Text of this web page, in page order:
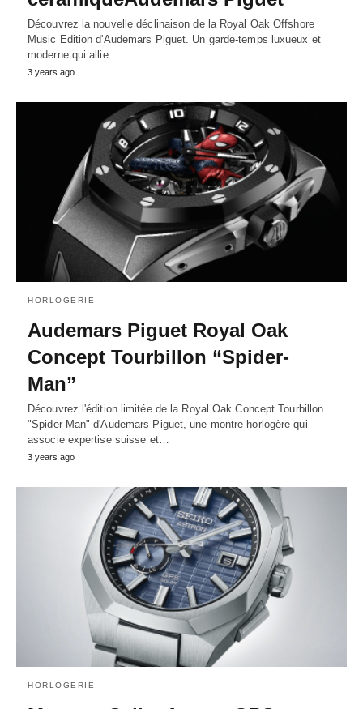
Découvrez la nouvelle déclinaison de la Royal Oak Offshore
Music Edition d'Audemars Piguet. Un garde-temps luxueux et
moderne qui allie…
3 years ago
HORLOGERIE
Audemars Piguet Royal Oak
Concept Tourbillon “Spider-
Man”
Découvrez l'édition limitée de la Royal Oak Concept Tourbillon
"Spider-Man" d'Audemars Piguet, une montre horlogère qui
associe expertise suisse et…
3 years ago
HORLOGERIE